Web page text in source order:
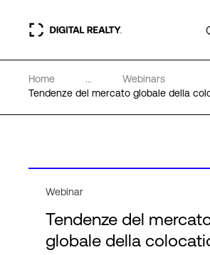
Data center
Competenze e Risorse
Home ...
Webinars
Tendenze del mercato globale della
Webinar
Tendenze del
globale della